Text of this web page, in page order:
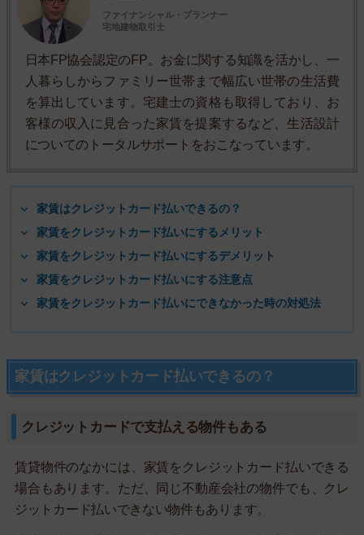
ファイナンシャル・プランナー
宅地建物取引士
日本FP協会認定のFP。お金に関する知識を活かし、一
人暮らしからファミリー世帯まで幅広い世帯の生活費
を算出しています。宅建士の資格も取得しており、お
客様の収入に見合った家賃を提案するなど、生活設計
についてのトータルサポートをおこなっています。
家賃はクレジットカード払いできるの？
家賃をクレジットカード払いにするメリット
家賃をクレジットカード払いにするデメリット
家賃をクレジットカード払いにする注意点
家賃をクレジットカード払いにできなかった時の対処法
家賃はクレジットカード払いできるの？
クレジットカードで支払える物件もある
賃貸物件のなかには、家賃をクレジットカード払いできる
場合もあります。ただ、同じ不動産会社の物件でも、クレ
ジットカード払いできない物件もあります。